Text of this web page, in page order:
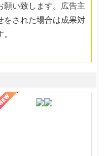
願い致します。広告主
をされた場合は成果対